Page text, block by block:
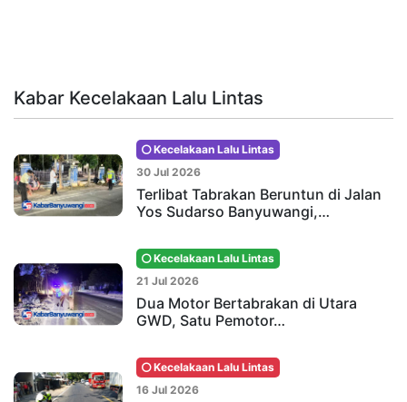
Kabar Kecelakaan Lalu Lintas
Kecelakaan Lalu Lintas
30 Jul 2026
Terlibat Tabrakan Beruntun di Jalan
Yos Sudarso Banyuwangi,…
Kecelakaan Lalu Lintas
21 Jul 2026
Dua Motor Bertabrakan di Utara
GWD, Satu Pemotor…
Kecelakaan Lalu Lintas
16 Jul 2026